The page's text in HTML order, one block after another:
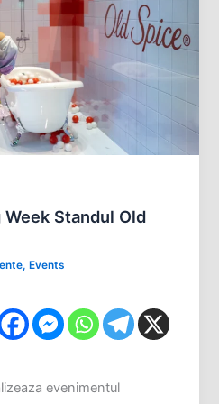
Standul Old
, Events
evenimentul